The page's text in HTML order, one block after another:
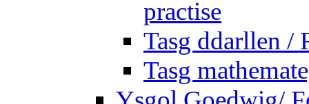
practise
Tasg ddarllen /
Tasg